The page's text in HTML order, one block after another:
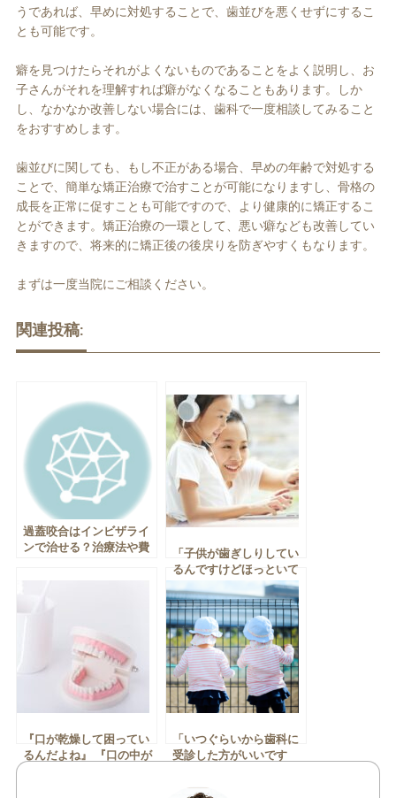
うであれば、早めに対処することで、歯並びを悪くせずにするこ
とも可能です。
癖を見つけたらそれがよくないものであることをよく説明し、お
子さんがそれを理解すれば癖がなくなることもあります。しか
し、なかなか改善しない場合には、歯科で一度相談してみること
をおすすめします。
歯並びに関しても、もし不正がある場合、早めの年齢で対処する
ことで、簡単な矯正治療で治すことが可能になりますし、骨格の
成長を正常に促すことも可能ですので、より健康的に矯正するこ
とができます。矯正治療の一環として、悪い癖なども改善してい
きますので、将来的に矯正後の後戻りを防ぎやすくもなります。
まずは一度当院にご相談ください。
関連投稿:
過蓋咬合はインビザライ
ンで治せる？治療法や費
「子供が歯ぎしりしてい
るんですけどほっといて
大丈夫ですか？」 「夜歯
ぎしりの音がすごいけど
大丈夫ですか？」
『口が乾燥して困ってい
るんだよね』 『口の中が
「いつぐらいから歯科に
受診した方がいいです
なっていますか？」 「う